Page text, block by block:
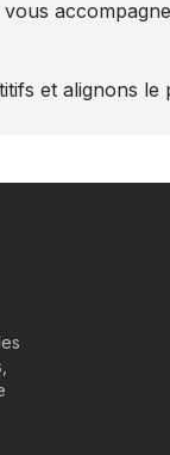
et alignons